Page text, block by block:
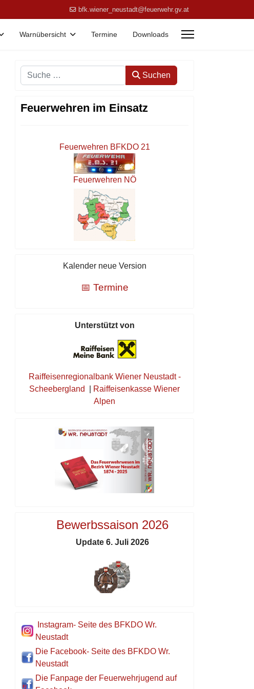
bfk.wiener_neustadt@feuerwehr.gv.at
Warnübersicht Termine Downloads
Suchen Suchen
Feuerwehren im Einsatz
Feuerwehren BFKDO 21
Feuerwehren NÖ
Kalender neue Version
📅 Termine
Unterstützt von
Raiffeisenregionalbank Wiener Neustadt -
Scheebergland
Raiffeisenkasse Wiener
Alpen
Bewerbssaison 2026
Update 6. Juli 2026
Instagram- Seite des BFKDO Wr.
Neustadt
Die Facebook- Seite des BFKDO Wr.
Neustadt
Die Fanpage der Feuerwehrjugend auf